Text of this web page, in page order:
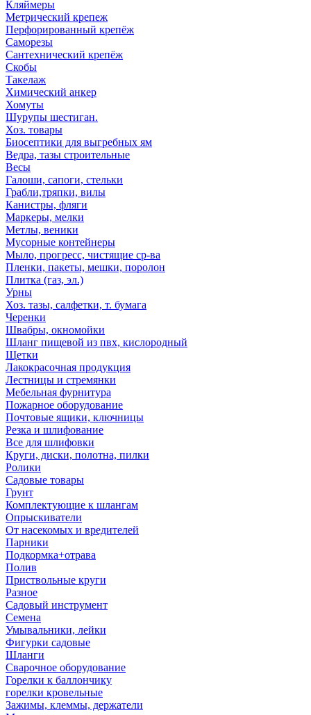
Кляймеры
Метрический крепеж
Перфорированный крепёж
Саморезы
Сантехнический крепёж
Скобы
Такелаж
Химический анкер
Хомуты
Шурупы шестиган.
Хоз. товары
Биосептики для выгребных ям
Ведра, тазы строительные
Весы
Галоши, сапоги, стельки
Грабли,тряпки, вилы
Канистры, фляги
Маркеры, мелки
Метлы, веники
Мусорные контейнеры
Мыло, прогресс, чистящие ср-ва
Пленки, пакеты, мешки, поролон
Плитка (газ, эл.)
Урны
Хоз. тазы, салфетки, т. бумага
Черенки
Швабры, окномойки
Шланг пищевой из пвх, кислородный
Щетки
Лакокрасочная продукция
Лестницы и стремянки
Мебельная фурнитура
Пожарное оборудование
Почтовые ящики, ключницы
Резка и шлифование
Все для шлифовки
Круги, диски, полотна, пилки
Ролики
Садовые товары
Грунт
Комплектующие к шлангам
Опрыскиватели
От насекомых и вредителей
Парники
Подкормка+отрава
Полив
Приствольные круги
Разное
Садовый инструмент
Семена
Умывальники, лейки
Фигурки садовые
Шланги
Сварочное оборудование
Горелки к баллончику
горелки кровельные
Зажимы, клеммы, держатели